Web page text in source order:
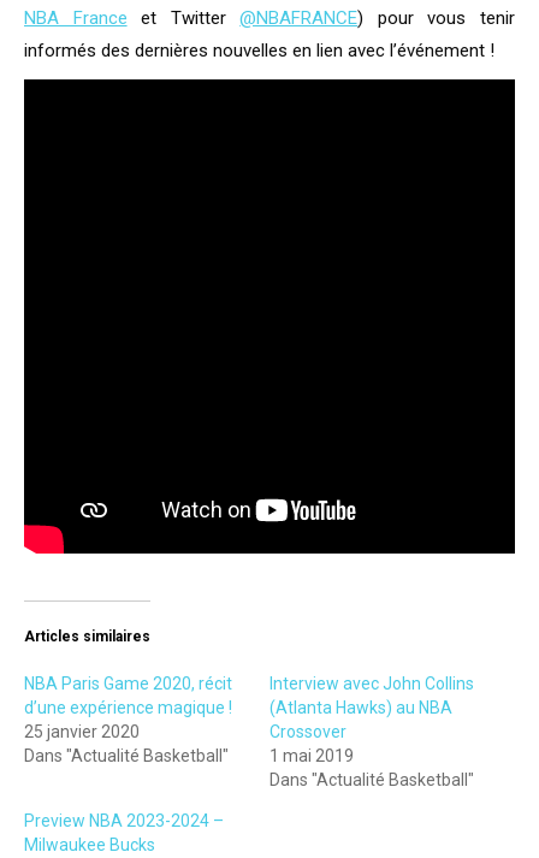
NBA France et Twitter@NBAFRANCE) pour vous tenir
informés des dernières nouvelles en lien avec l’événement !
Articles similaires
NBA Paris Game 2020, récit
d’une expérience magique !
25 janvier 2020
Dans "Actualité Basketball"
Interview avec John Collins
(Atlanta Hawks) au NBA
Crossover
1 mai 2019
Dans "Actualité Basketball"
Preview NBA 2023-2024 –
Milwaukee Bucks